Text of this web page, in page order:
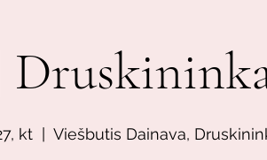
kt
  |
Viešbutis Dainava,